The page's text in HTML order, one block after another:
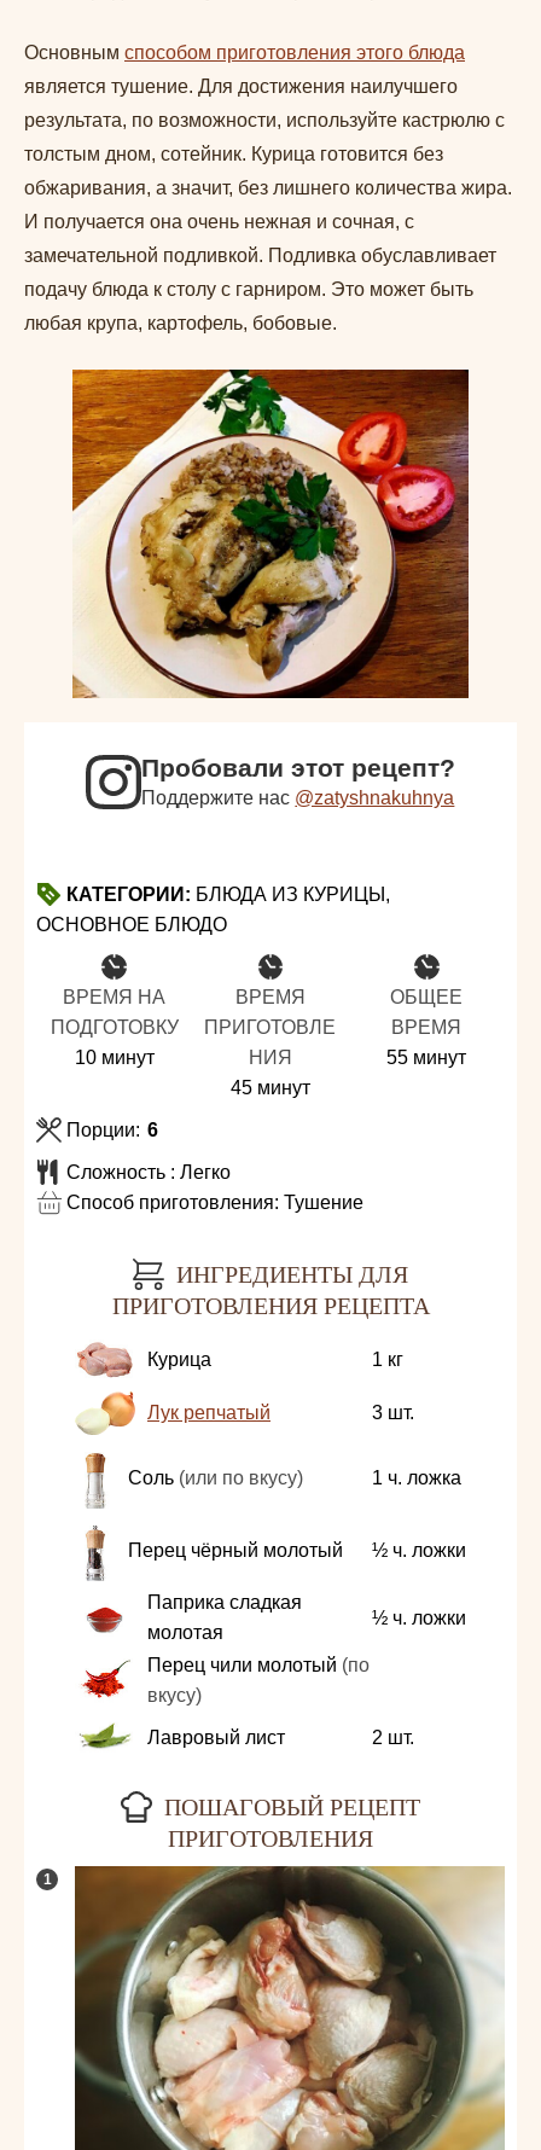
Основным способом приготовления этого блюда
является тушение. Для достижения наилучшего
результата, по возможности, используйте кастрюлю с
толстым дном, сотейник. Курица готовится без
обжаривания, а значит, без лишнего количества жира.
И получается она очень нежная и сочная, с
замечательной подливкой. Подливка обуславливает
подачу блюда к столу с гарниром. Это может быть
любая крупа, картофель, бобовые.
Пробовали этот рецепт?
Поддержите нас @zatyshnakuhnya
КАТЕГОРИИ: БЛЮДА ИЗ КУРИЦЫ,
ОСНОВНОЕ БЛЮДО
ВРЕМЯ НА
ПОДГОТОВКУ
10минуты
минут
ВРЕМЯ
ПРИГОТОВЛЕ
НИЯ
45минуты
минут
ОБЩЕЕ
ВРЕМЯ
55минуты
минут
Порции: 6
Сложность : Легко
Способ приготовления: Тушение
ИНГРЕДИЕНТЫ ДЛЯ
ПРИГОТОВЛЕНИЯ РЕЦЕПТА
Курица 1 кг
Лук репчатый 3 шт.
Соль (или по вкусу) 1 ч. ложка
Перец чёрный молотый ½ ч. ложки
Паприка сладкая
молотая
½ ч. ложки
Перец чили молотый (по
вкусу)
Лавровый лист 2 шт.
ПОШАГОВЫЙ РЕЦЕПТ
ПРИГОТОВЛЕНИЯ